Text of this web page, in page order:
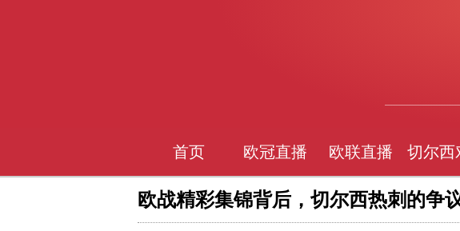
首页 欧冠直播 欧联直播 切尔西
欧战精彩集锦背后，切尔西热刺的争